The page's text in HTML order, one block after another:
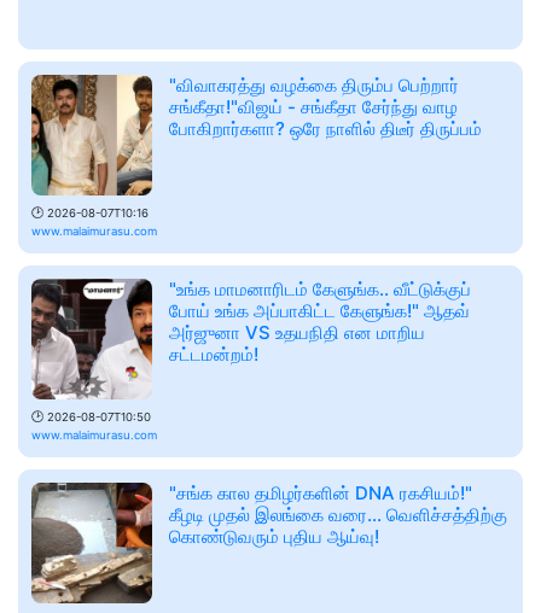
🕑 2026-08-07T10:16
www.malaimurasu.com
"விவாகரத்து வழக்கை திரும்ப பெற்றார்
சங்கீதா!"விஜய் - சங்கீதா சேர்ந்து வாழ
போகிறார்களா? ஒரே நாளில் திடீர் திருப்பம்
🕑 2026-08-07T10:50
www.malaimurasu.com
"உங்க மாமனாரிடம் கேளுங்க.. வீட்டுக்குப்
போய் உங்க அப்பாகிட்ட கேளுங்க!" ஆதவ்
அர்ஜுனா VS உதயநிதி என மாறிய
சட்டமன்றம்!
"சங்க கால தமிழர்களின் DNA ரகசியம்!"
கீழடி முதல் இலங்கை வரை... வெளிச்சத்திற்கு
கொண்டுவரும் புதிய ஆய்வு!